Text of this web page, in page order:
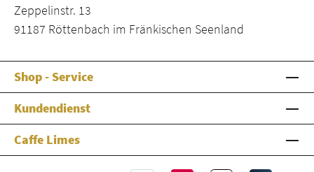
Zeppelinstr. 13
91187 Röttenbach im Fränkischen Seenland
Shop - Service
Kundendienst
Caffe Limes